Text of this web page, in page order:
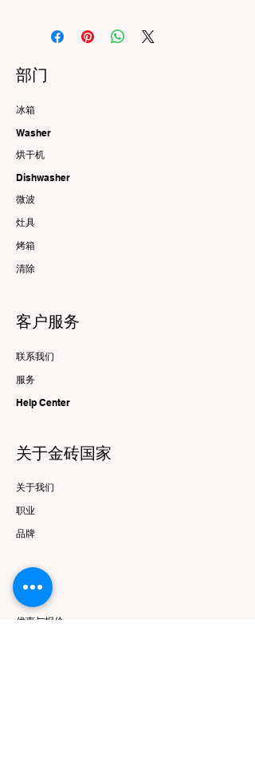
部门
冰箱
Washer
烘干机
Dishwasher
微波
灶具
烤箱
清除
客户服务
联系我们
服务
Help Center
关于金砖国家
关于我们
职业
品牌
资源
优惠与报价